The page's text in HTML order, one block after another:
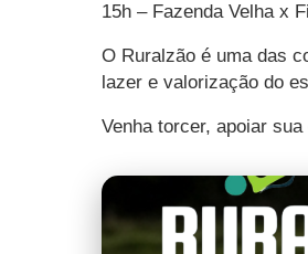
15h – Fazenda Velha x
O Ruralzão é uma das
lazer e valorização do
Venha torcer, apoiar